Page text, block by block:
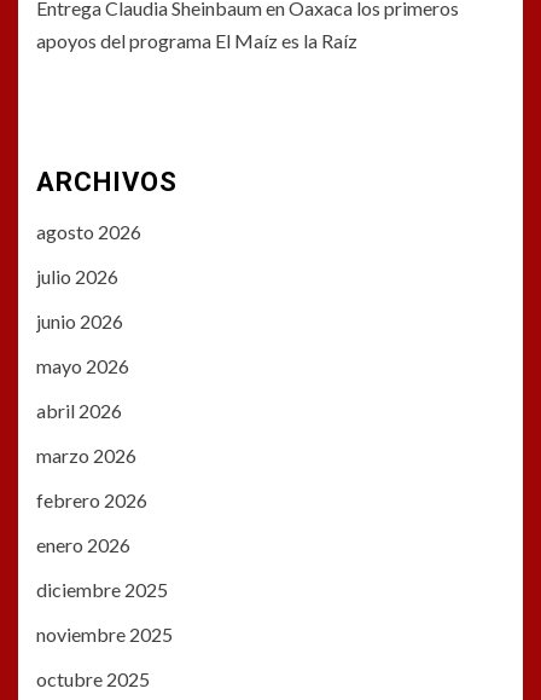
Entrega Claudia Sheinbaum en Oaxaca los primeros
apoyos del programa El Maíz es la Raíz
ARCHIVOS
agosto 2026
julio 2026
junio 2026
mayo 2026
abril 2026
marzo 2026
febrero 2026
enero 2026
diciembre 2025
noviembre 2025
octubre 2025